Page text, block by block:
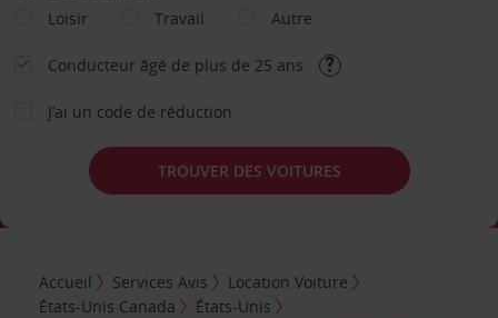
Loisir
Travail Autre
Conducteur âgé de plus de 25 ans
J’ai un code de réduction
TROUVER DES VOITURES
Accueil Services Avis
Location Voiture
États-Unis Canada
États-Unis